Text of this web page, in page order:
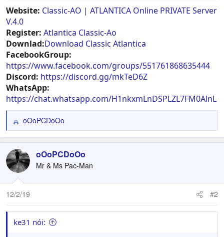
a
r
t
e
r
Website: Classic-AO | ATLANTICA Online PRIVATE Server
V.4.0
Register: Atlantica Classic-Ao
Downlad:Download Classic Atlantica
FacebookGroup:
https://www.facebook.com/groups/551761868635444
Discord: https://discord.gg/mkTeD6Z
WhatsApp:
https://chat.whatsapp.com/H1nkxmLnDSPLZL7FM0AlnL
R
e
c
t
i
o
n
:
oOoPCDoOo
oOoPCDoOo
Mr & Ms Pac-Man
12/2/19 #2
ke31 nói: